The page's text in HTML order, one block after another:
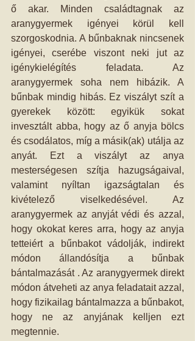
ő akar. Minden családtagnak az
aranygyermek igényei körül kell
szorgoskodnia. A bűnbaknak nincsenek
igényei, cserébe viszont neki jut az
igénykielégítés feladata. Az
aranygyermek soha nem hibázik. A
bűnbak mindig hibás. Ez viszályt szít a
gyerekek között: egyikük sokat
invesztált abba, hogy az ő anyja bölcs
és csodálatos, míg a másik(ak) utálja az
anyát. Ezt a viszályt az anya
mesterségesen szítja hazugságaival,
valamint nyíltan igazságtalan és
kivételező viselkedésével. Az
aranygyermek az anyját védi és azzal,
hogy okokat keres arra, hogy az anyja
tetteiért a bűnbakot vádolják, indirekt
módon állandósítja a bűnbak
bántalmazását . Az aranygyermek direkt
módon átveheti az anya feladatait azzal,
hogy fizikailag bántalmazza a bűnbakot,
hogy ne az anyjának kelljen ezt
megtennie.